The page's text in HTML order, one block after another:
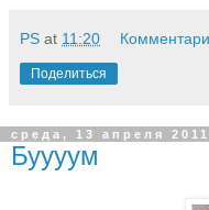
PS at 11:20
Поделиться
среда, 13 апреля 2011
Буууум